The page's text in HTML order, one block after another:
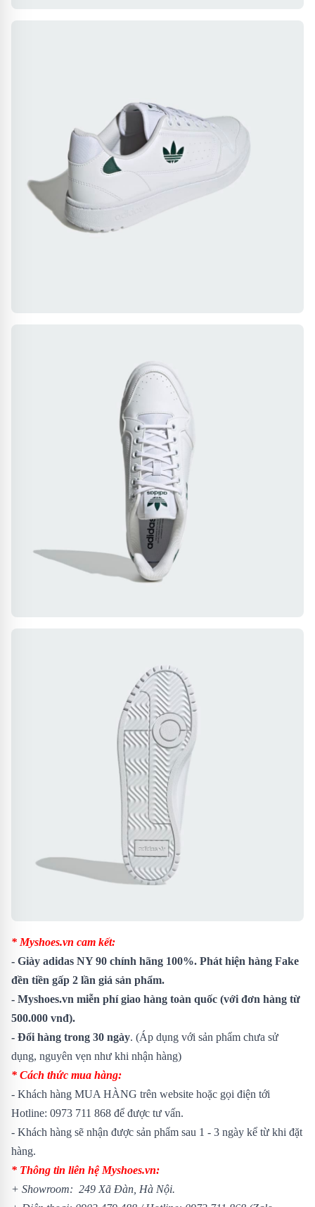
* Myshoes.vn cam kết:
- Giày adidas NY 90 chính hãng 100%. Phát hiện hàng Fake
đền tiền gấp 2 lần giá sản phẩm.
- Myshoes.vn miễn phí giao hàng toàn quốc (với đơn hàng từ
500.000 vnđ).
- Đổi hàng trong 30 ngày. (Áp dụng với sản phẩm chưa sử
dụng, nguyên vẹn như khi nhận hàng)
* Cách thức mua hàng:
- Khách hàng MUA HÀNG trên website hoặc gọi điện tới
Hotline: 0973 711 868 để được tư vấn.
- Khách hàng sẽ nhận được sản phẩm sau 1 - 3 ngày kể từ khi đặt
hàng.
* Thông tin liên hệ Myshoes.vn:
+ Showroom: 249 Xã Đàn, Hà Nội.